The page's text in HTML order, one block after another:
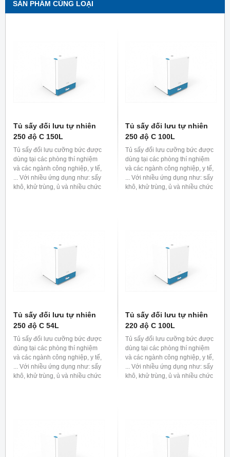
SẢN PHẨM CÙNG LOẠI
Tủ sấy đối lưu tự nhiên
250 độ C 150L
Tủ sấy đối lưu cưỡng bức được
dùng tại các phòng thí nghiệm
và các ngành công nghiệp, y tế,
... Với nhiều ứng dụng như: sấy
khô, khử trùng, ủ và nhiều chức
Tủ sấy đối lưu tự nhiên
250 độ C 100L
Tủ sấy đối lưu cưỡng bức được
dùng tại các phòng thí nghiệm
và các ngành công nghiệp, y tế,
... Với nhiều ứng dụng như: sấy
khô, khử trùng, ủ và nhiều chức
Tủ sấy đối lưu tự nhiên
250 độ C 54L
Tủ sấy đối lưu cưỡng bức được
dùng tại các phòng thí nghiệm
và các ngành công nghiệp, y tế,
... Với nhiều ứng dụng như: sấy
khô, khử trùng, ủ và nhiều chức
Tủ sấy đối lưu tự nhiên
220 độ C 100L
Tủ sấy đối lưu cưỡng bức được
dùng tại các phòng thí nghiệm
và các ngành công nghiệp, y tế,
... Với nhiều ứng dụng như: sấy
khô, khử trùng, ủ và nhiều chức